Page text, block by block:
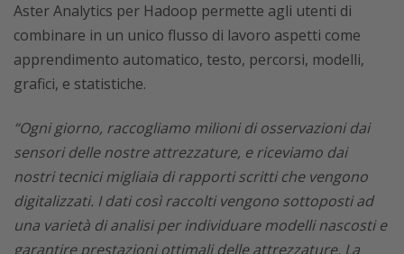
Aster Analytics per Hadoop permette agli utenti di
combinare in un unico flusso di lavoro aspetti come
apprendimento automatico, testo, percorsi, modelli,
grafici, e statistiche.
“Ogni giorno, raccogliamo milioni di osservazioni dai
sensori delle nostre attrezzature, e riceviamo dai
nostri tecnici migliaia di rapporti scritti che vengono
digitalizzati. I dati così raccolti vengono sottoposti ad
una varietà di analisi per individuare modelli nascosti e
garantire prestazioni ottimali delle attrezzature. La